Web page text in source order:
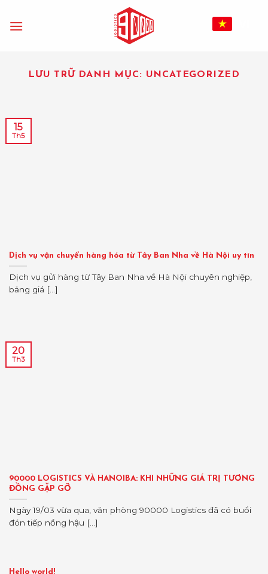
qua
LƯU TRỮ DANH MỤC: UNCATEGORIZED
Dịch vụ vận chuyển hàng hóa từ Tây Ban Nha về Hà Nội uy tín
Dịch vụ gửi hàng từ Tây Ban Nha về Hà Nội chuyên nghiệp,
bảng giá [...]
15
Th5
90000 LOGISTICS VÀ HANOIBA: KHI NHỮNG GIÁ TRỊ TƯƠNG
ĐỒNG GẶP GỠ
Ngày 19/03 vừa qua, văn phòng 90000 Logistics đã có buổi
đón tiếp nồng hậu [...]
20
Th3
Hello world!